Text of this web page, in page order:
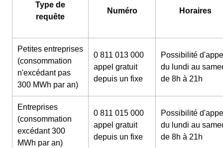
Type de
requête
Numéro Horaires
Petites entreprises
(consommation
n'excédant pas
300 MWh par an)
0 811 013 000
appel gratuit
depuis un fixe
Possibilité
du lundi au
de 8h à 21h
Entreprises
(consommation
excédant 300
MWh par an)
0 811 015 000
appel gratuit
depuis un fixe
Possibilité
du lundi au
de 8h à 21h